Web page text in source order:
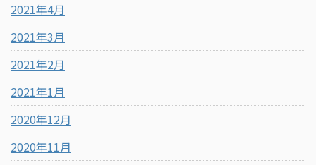
2021年4月
2021年3月
2021年2月
2021年1月
2020年12月
2020年11月